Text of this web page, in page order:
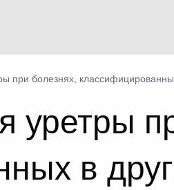
при болезнях,
уретры
в